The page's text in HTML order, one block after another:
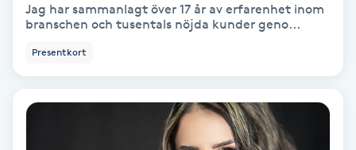
Nagelförlängning
Nagelförlängning akryl
Jag har sammanlagt över 17 år av erfarenhet inom
branschen och tusentals nöjda kunder geno...
Presentkort